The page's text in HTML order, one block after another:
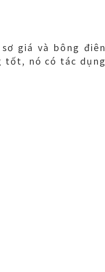
giá và bông điên
tốt, nó có tác dụng